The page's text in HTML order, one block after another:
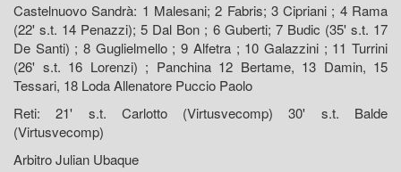
Castelnuovo Sandrà: 1 Malesani; 2 Fabris; 3 Cipriani ; 4 Rama
(22' s.t. 14 Penazzi); 5 Dal Bon ; 6 Guberti; 7 Budic (35' s.t. 17
De Santi) ; 8 Guglielmello ; 9 Alfetra ; 10 Galazzini ; 11 Turrini
(26' s.t. 16 Lorenzi) ; Panchina 12 Bertame, 13 Damin, 15
Tessari, 18 Loda Allenatore Puccio Paolo
Reti: 21' s.t. Carlotto (Virtusvecomp) 30' s.t. Balde
(Virtusvecomp)
Arbitro Julian Ubaque